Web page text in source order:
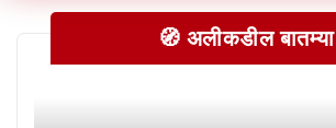
🧭 अलीकडील बातम्या